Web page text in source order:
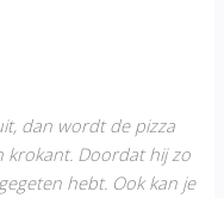
dan wordt de pizza
krokant. Doordat hij zo
hebt. Ook kan je